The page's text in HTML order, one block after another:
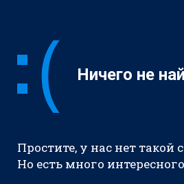
Ничего не
Простите, у нас нет такой
Но есть много